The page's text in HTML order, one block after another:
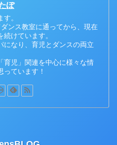
ぽ
。
ンス教室に通ってから、現在
けています。
になり、育児とダンスの両立
育児」関連を中心に様々な情
ています！